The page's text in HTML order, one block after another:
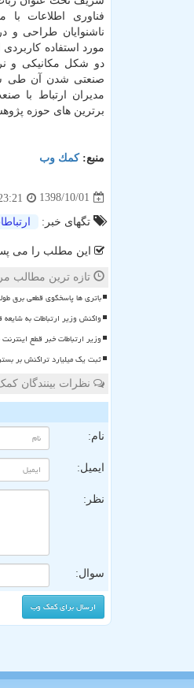
فناوری اطلاعات
مورد استفاده
دو شكل مكانیكی و
صنعتی شدن آن طی
مدیران ارتباط با
برترین های حوزه
منبع:كمك وب
1398/10/01
تگهای خبر:
این مطلب را می
تازه ترین مطالب
باتری ها پاسخگوی قطعی برق
واکنش وزیر ارتباطات به شایعه
وزیر ارتباطات خبر قطع
ثبت یک میلیارد تراکنش بر بستر
نظرات بینندگان
نام:
ایمیل:
نظر:
سوال: